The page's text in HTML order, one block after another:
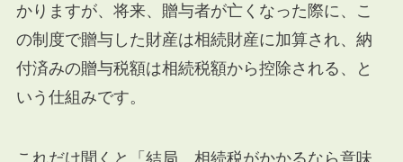
かりますが、将来、贈与者が亡くなった際に、こ
の制度で贈与した財産は相続財産に加算され、納
付済みの贈与税額は相続税額から控除される、と
いう仕組みです。
これだけ聞くと「結局、相続税がかかるなら意味